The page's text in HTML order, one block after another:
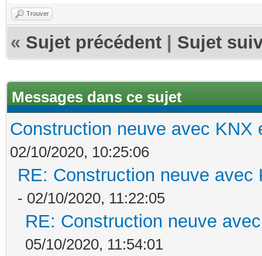
Trouver
« Sujet précédent Sujet
Messages dans ce sujet
Construction neuve avec KNX
02/10/2020, 10:25:06
RE: Construction neuve avec
- 02/10/2020, 11:22:05
RE: Construction neuve
05/10/2020, 11:54:01